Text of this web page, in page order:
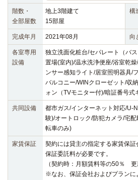
階数・
全部屋数
地上3階建て
15部屋
構
完成年月 2021年08月 向
各室専用
設備
独立洗面化粧台/セパレート（バ
置場(室内)/温水洗浄便座/浴室乾
ンサー感知ライト/居室照明器具/
バルコニー/WINクローゼット/収
ォン（TVモニター付)/暗証番号式
共同設備
都市ガス/インターネット対応/U-
験)/オートロック/防犯カメラ/宅
転車のみ)
家賃保証
契約には貸主の指定する家賃保
保証委託料が必要です。
（契約時：月額賃料等の50％ 更
※なお、保証会社およびプランに